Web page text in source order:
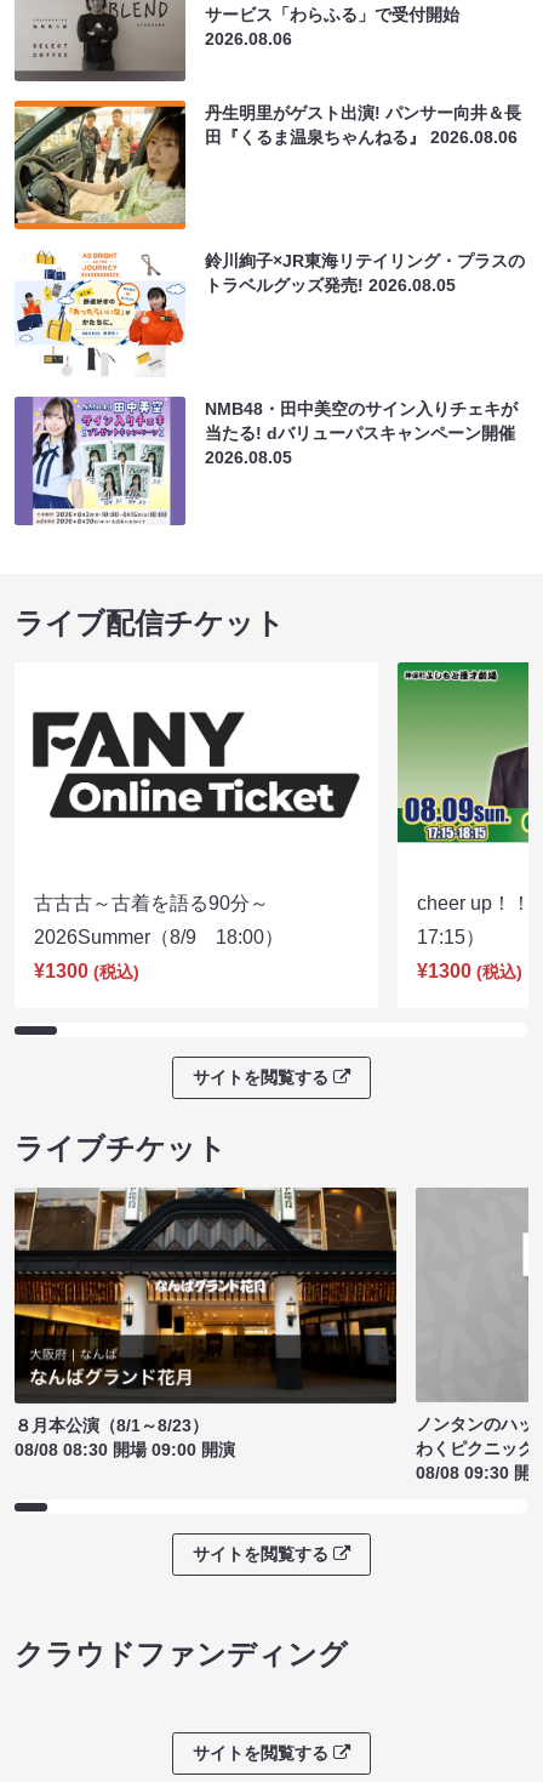
サービス「わらふる」で受付開始
2026.08.06
丹生明里がゲスト出演! パンサー向井＆長
田『くるま温泉ちゃんねる』2026.08.06
鈴川絢子×JR東海リテイリング・プラスの
トラベルグッズ発売!2026.08.05
NMB48・田中美空のサイン入りチェキが
当たる! dバリューパスキャンペーン開催
2026.08.05
ライブ配信チケット
古古古～古着を語る90分～
2026Summer（8/9 18:00）
¥1300 (税込)
cheer up！
17:15）
¥1300 (税込)
サイトを閲覧する
ライブチケット
８月本公演（8/1～8/23）
08/08 08:30 開場 09:00 開演
ノンタンのハッ
わくピクニック
08/08 09:30 開
サイトを閲覧する
クラウドファンディング
サイトを閲覧する